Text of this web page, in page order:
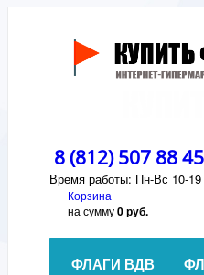
8 (812) 507 88 45
Время работы: Пн-Вс 10-19
Корзина
на сумму0 руб.
ФЛАГИ ВДВ